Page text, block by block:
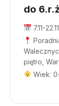
do
7.11-
piętro,
Wiek: